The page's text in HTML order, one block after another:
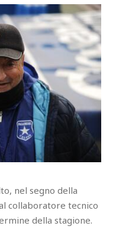
nel segno della
collaboratore tecnico
della stagione.